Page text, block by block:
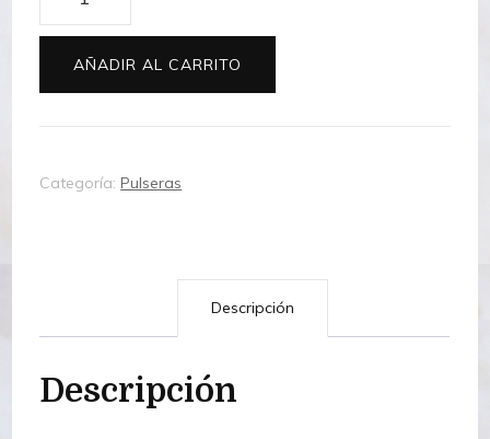
plata
perla
barroca,
y
AÑADIR AL CARRITO
Categoría:Pulseras
Descripción
Descripción